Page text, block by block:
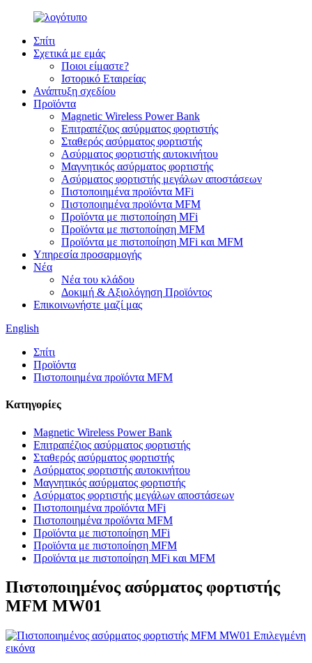
Σπίτι
Σχετικά με εμάς
Ποιοι είμαστε?
Ιστορικό Εταιρείας
Ανάπτυξη σχεδίου
Προϊόντα
Magnetic Wireless Power Bank
Επιτραπέζιος ασύρματος φορτιστής
Σταθερός ασύρματος φορτιστής
Ασύρματος φορτιστής αυτοκινήτου
Μαγνητικός ασύρματος φορτιστής
Ασύρματος φορτιστής μεγάλων αποστάσεων
Πιστοποιημένα προϊόντα MFi
Πιστοποιημένα προϊόντα MFM
Προϊόντα με πιστοποίηση MFi
Προϊόντα με πιστοποίηση MFM
Προϊόντα με πιστοποίηση MFi και MFM
Υπηρεσία προσαρμογής
Νέα
Νέα του κλάδου
Δοκιμή & Αξιολόγηση Προϊόντος
Επικοινωνήστε μαζί μας
English
Σπίτι
Προϊόντα
Πιστοποιημένα προϊόντα MFM
Κατηγορίες
Magnetic Wireless Power Bank
Επιτραπέζιος ασύρματος φορτιστής
Σταθερός ασύρματος φορτιστής
Ασύρματος φορτιστής αυτοκινήτου
Μαγνητικός ασύρματος φορτιστής
Ασύρματος φορτιστής μεγάλων αποστάσεων
Πιστοποιημένα προϊόντα MFi
Πιστοποιημένα προϊόντα MFM
Προϊόντα με πιστοποίηση MFi
Προϊόντα με πιστοποίηση MFM
Προϊόντα με πιστοποίηση MFi και MFM
Πιστοποιημένος ασύρματος φορτιστής
MFM MW01